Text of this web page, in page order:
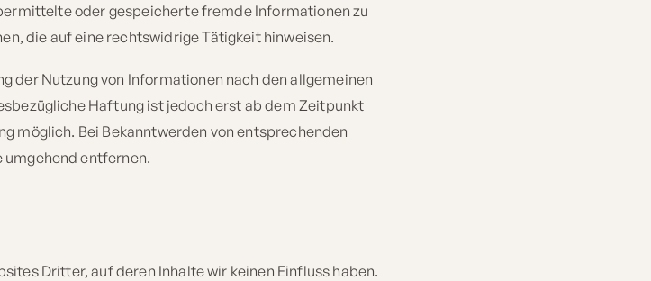
oder gespeicherte fremde Informationen zu
die auf eine rechtswidrige Tätigkeit hinweisen.
der Nutzung von Informationen nach den allgemeinen
Haftung ist jedoch erst ab dem Zeitpunkt
möglich. Bei Bekanntwerden von entsprechenden
umgehend entfernen.
Dritter, auf deren Inhalte wir keinen Einfluss haben.